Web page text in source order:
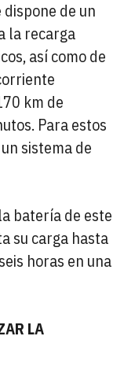
dispone de un
la recarga
así como de
km de
Para estos
sistema de
batería de este
su carga hasta
horas en una
LA